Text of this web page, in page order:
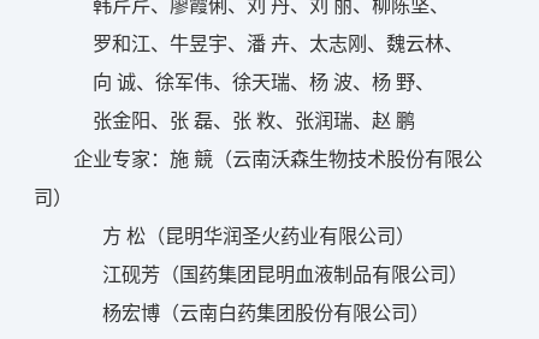
韩芹芹、廖霞俐、刘 丹、刘 丽、柳陈坚、
罗和江、牛昱宇、潘 卉、太志刚、魏云林、
向 诚、徐军伟、徐天瑞、杨 波、杨 野、
张金阳、张 磊、张 敉、张润瑞、赵 鹏
企业专家：施 競（云南沃森生物技术股份有限公
司）
方 松（昆明华润圣火药业有限公司）
江砚芳（国药集团昆明血液制品有限公司）
杨宏博（云南白药集团股份有限公司）